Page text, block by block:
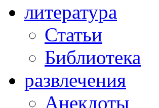
литература
Статьи
Библиотека
развлечения
Анекдоты